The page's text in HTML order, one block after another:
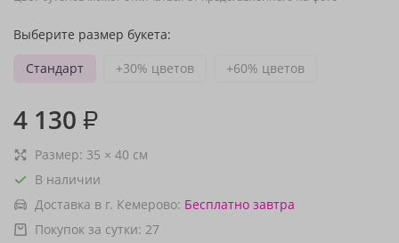
Выберите размер букета:
Стандарт
+30% цветов +60% цветов
4 130 ₽
Размер: 35 × 40 см
В наличии
Доставка в г. Кемерово: Бесплатно завтра
Покупок за сутки: 27